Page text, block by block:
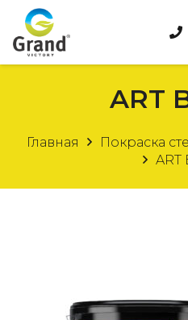
ART
Главная Покраска
ART